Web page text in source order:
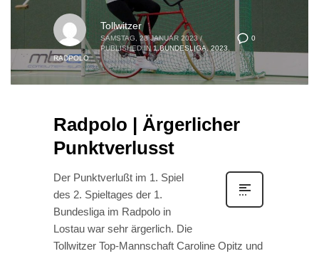
0
Tollwitzer
SAMSTAG, 28 JANUAR 2023 /
PUBLISHED IN 1.BUNDESLIGA,2023,
RADPOLO
Radpolo | Ärgerlicher
Punktverlusst
Der Punktverlußt im 1. Spiel
des 2. Spieltages der 1.
Bundesliga im Radpolo in
Lostau war sehr ärgerlich. Die
Tollwitzer Top-Mannschaft Caroline Opitz und